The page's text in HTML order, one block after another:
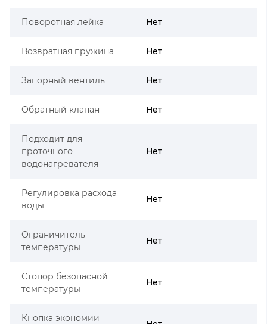
Поворотная лейка Нет
Возвратная пружина Нет
Запорный вентиль Нет
Обратный клапан Нет
Подходит для
проточного
водонагревателя
Нет
Регулировка расхода
воды
Нет
Ограничитель
температуры
Нет
Стопор безопасной
температуры
Нет
Кнопка экономии